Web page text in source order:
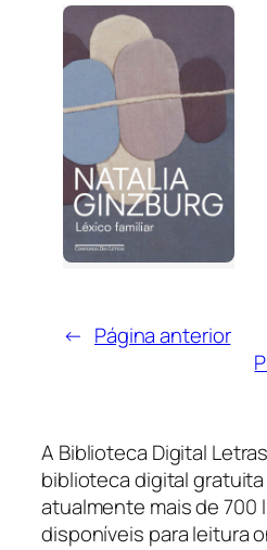
← Página anterior
A Biblioteca Digital
biblioteca digital
atualmente mais de 700
disponíveis para leitura